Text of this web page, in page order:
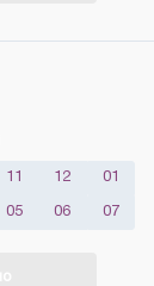
11 12 01
05 06 07